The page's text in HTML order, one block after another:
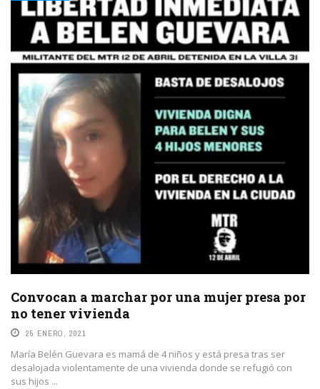
Convocan a marchar por una mujer presa por
no tener vivienda
25 ENERO, 2021
María Belén Guevara es mamá de 4 niños y está presa tras ser
desalojada violentamente de una vivienda donde se refugió con
sus hijos ...